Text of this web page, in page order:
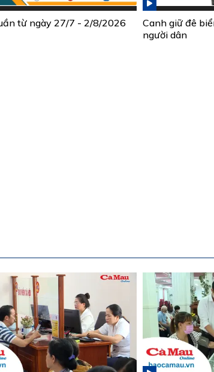
từ ngày 27/7 - 2/8/2026
Canh giữ đê
người dân